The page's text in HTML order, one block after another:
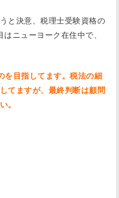
と決意、税理士受験資格の
ニューヨーク在住中で、
を目指してます。税法の細
てますが、最終判断は顧問
。